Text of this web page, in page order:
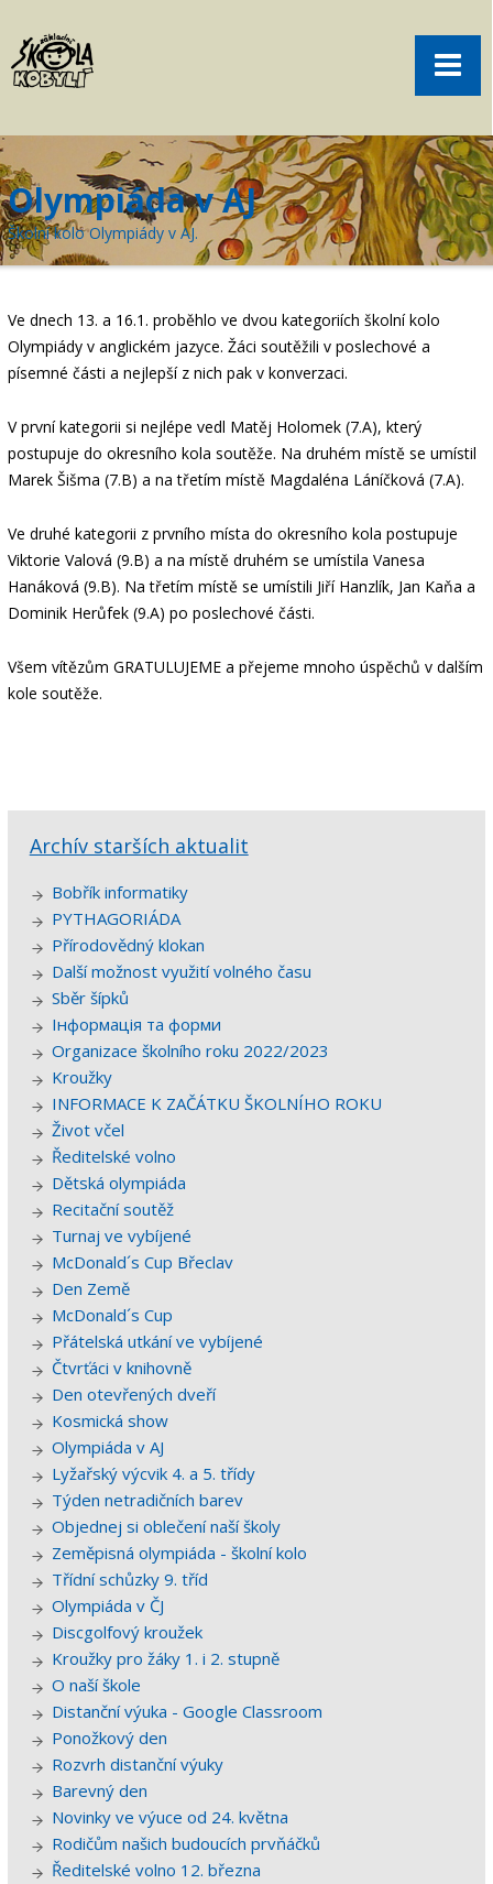
Aktuality
Volný čas
Kontakt
žákovská knížka
objednání obědů
Menu
Olympiáda v AJ
Školní kolo Olympiády v AJ.
Ve dnech 13. a 16.1. proběhlo ve dvou kategoriích školní kolo
Olympiády v anglickém jazyce. Žáci soutěžili v poslechové a
písemné části a nejlepší z nich pak v konverzaci.
V první kategorii si nejlépe vedl Matěj Holomek (7.A), který
postupuje do okresního kola soutěže. Na druhém místě se umístil
Marek Šišma (7.B) a na třetím místě Magdaléna Láníčková (7.A).
Ve druhé kategorii z prvního místa do okresního kola postupuje
Viktorie Valová (9.B) a na místě druhém se umístila Vanesa
Hanáková (9.B). Na třetím místě se umístili Jiří Hanzlík, Jan Kaňa a
Dominik Herůfek (9.A) po poslechové části.
Všem vítězům GRATULUJEME a přejeme mnoho úspěchů v dalším
kole soutěže.
Archív starších aktualit
Bobřík informatiky
PYTHAGORIÁDA
Přírodovědný klokan
Další možnost využití volného času
Sběr šípků
Інформація та форми
Organizace školního roku 2022/2023
Kroužky
INFORMACE K ZAČÁTKU ŠKOLNÍHO ROKU
Život včel
Ředitelské volno
Dětská olympiáda
Recitační soutěž
Turnaj ve vybíjené
McDonald´s Cup Břeclav
Den Země
McDonald´s Cup
Přátelská utkání ve vybíjené
Čtvrťáci v knihovně
Den otevřených dveří
Kosmická show
Olympiáda v AJ
Lyžařský výcvik 4. a 5. třídy
Týden netradičních barev
Objednej si oblečení naší školy
Zeměpisná olympiáda - školní kolo
Třídní schůzky 9. tříd
Olympiáda v ČJ
Discgolfový kroužek
Kroužky pro žáky 1. i 2. stupně
O naší škole
Distanční výuka - Google Classroom
Ponožkový den
Rozvrh distanční výuky
Barevný den
Novinky ve výuce od 24. května
Rodičům našich budoucích prvňáčků
Ředitelské volno 12. března